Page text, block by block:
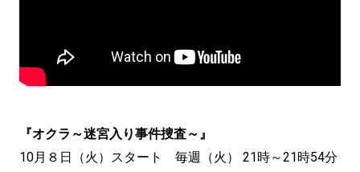
『オクラ～迷宮入り事件捜査～』
10月８日（火）スタート 毎週（火） 21時～21時54分